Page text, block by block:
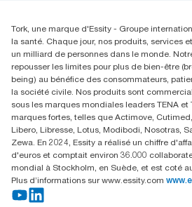
+216 71 11 60 00
52 Rue 8601 ZI CHARGUIA 1
BP194.Tunis, Tunisie
Tork, une marque d'Essity - Groupe
la santé. Chaque jour, nos produits, services
un milliard de personnes dans le monde.
repousser les limites pour plus de bien-être
being) au bénéfice des consommateurs,
la société civile. Nos produits sont
sous les marques mondiales leaders TENA
marques fortes, telles que Actimove,
Libero, Libresse, Lotus, Modibodi, Nosotras,
Zewa. En 2024, Essity a réalisé un chiffre
d'euros et comptait environ 36.000
mondial à Stockholm, en Suède, et est coté
Plus d’informations sur www.essity.com